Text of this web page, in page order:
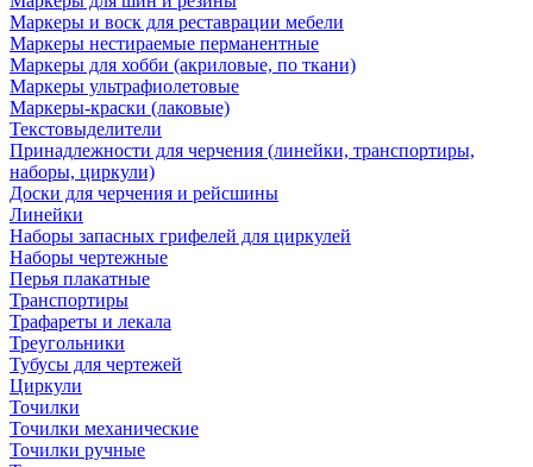
Маркеры и воск для реставрации мебели
Маркеры нестираемые перманентные
Маркеры для хобби (акриловые, по ткани)
Маркеры ультрафиолетовые
Маркеры-краски (лаковые)
Текстовыделители
Принадлежности для черчения (линейки, транспортиры,
наборы, циркули)
Доски для черчения и рейсшины
Линейки
Наборы запасных грифелей для циркулей
Наборы чертежные
Перья плакатные
Транспортиры
Трафареты и лекала
Треугольники
Тубусы для чертежей
Циркули
Точилки
Точилки механические
Точилки ручные